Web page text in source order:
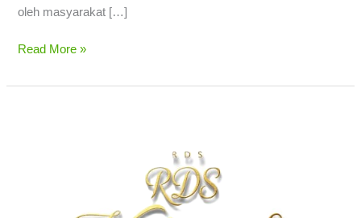
oleh masyarakat […]
Read More »